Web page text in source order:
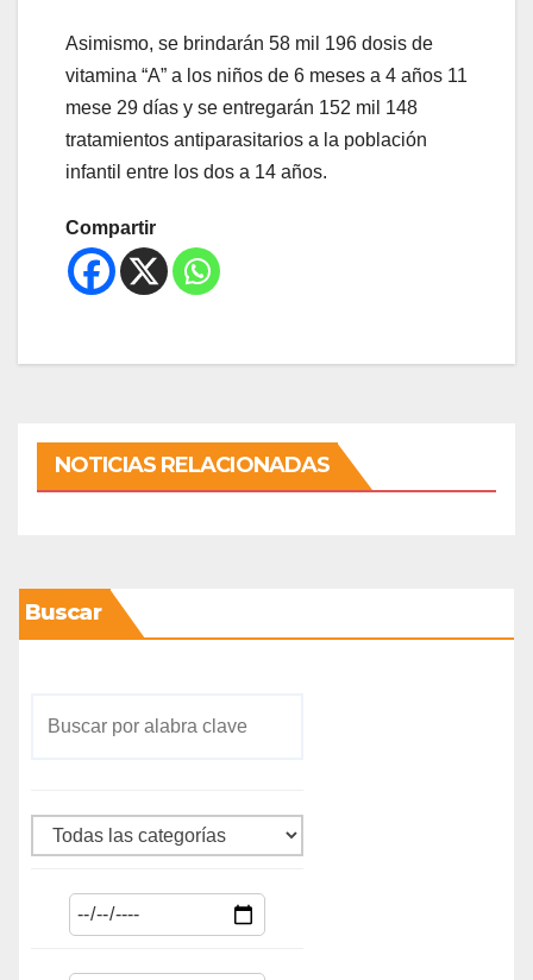
Asimismo, se brindarán 58 mil 196 dosis de
vitamina “A” a los niños de 6 meses a 4 años 11
mese 29 días y se entregarán 152 mil 148
tratamientos antiparasitarios a la población
infantil entre los dos a 14 años.
Compartir
NOTICIAS RELACIONADAS
Buscar